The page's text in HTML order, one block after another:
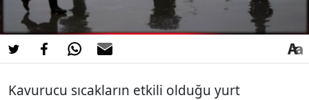
Kavurucu sıcakların etkili olduğu yurt